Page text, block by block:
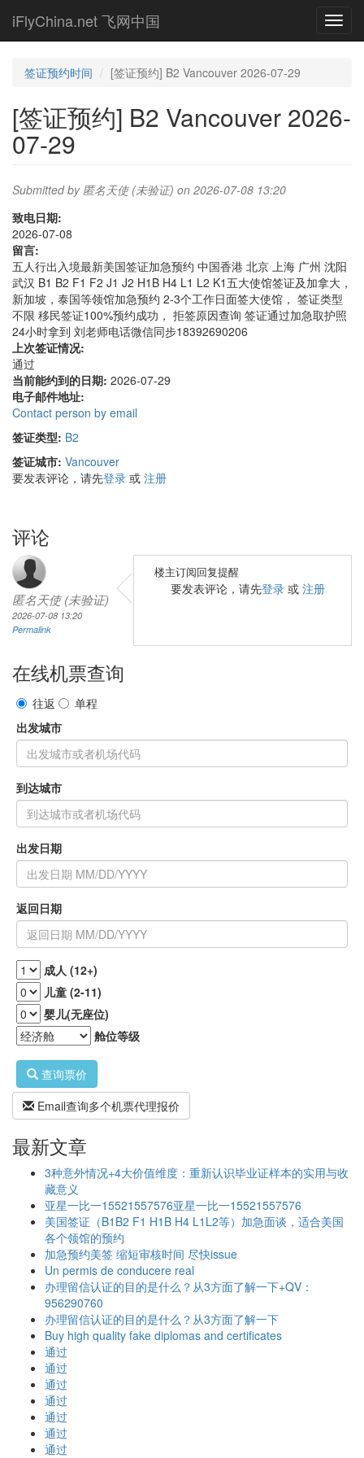
main
iFlyChina.net 飞网中国
签证预约时间 [签证预约] B2 Vancouver 2026-07-29
[签证预约] B2 Vancouver 2026-
07-29
Submitted by 匿名天使 (未验证) on 2026-07-08 13:20
致电日期:
2026-07-08
留言:
五人行出入境最新美国签证加急预约 中国香港 北京 上海 广州 沈阳
武汉 B1 B2 F1 F2 J1 J2 H1B H4 L1 L2 K1五大使馆签证及加拿大，
新加坡，泰国等领馆加急预约 2-3个工作日面签大使馆， 签证类型
不限 移民签证100%预约成功， 拒签原因查询 签证通过加急取护照
24小时拿到 刘老师电话微信同步18392690206
上次签证情况:
通过
当前能约到的日期: 2026-07-29
电子邮件地址:
Contact person by email
签证类型: B2
签证城市: Vancouver
要发表评论，请先登录 或 注册
评论
匿名天使 (未验证)
2026-07-08 13:20
Permalink
楼主订阅回复提醒
要发表评论，请先登录 或 注册
在线机票查询
往返
单程
出发城市
到达城市
出发日期
返回日期
成人 (12+)
儿童 (2-11)
婴儿(无座位)
舱位等级
查询票价
Email查询多个机票代理报价
最新文章
3种意外情况+4大价值维度：重新认识毕业证样本的实用与收
藏意义
亚星一比一15521557576亚星一比一15521557576
美国签证（B1B2 F1 H1B H4 L1L2等）加急面谈，适合美国
各个领馆的预约
加急预约美签 缩短审核时间 尽快issue
Un permis de conducere real
办理留信认证的目的是什么？从3方面了解一下+QV：
956290760
办理留信认证的目的是什么？从3方面了解一下
Buy high quality fake diplomas and certificates
通过
通过
通过
通过
通过
通过
通过